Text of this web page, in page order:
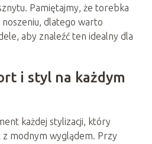
Pamiętajmy, że torebka
dlatego warto
aby znaleźć ten idealny dla
i styl na każdym
każdej stylizacji, który
modnym wyglądem. Przy